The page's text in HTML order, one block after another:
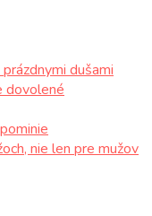
dušami
dovolené
nie len pre mužov